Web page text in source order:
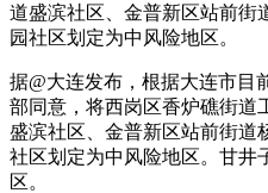
道盛滨社区、金普新区站前街
园社区划定为中风险地区。
据@大连发布，根据大连市目
部同意，将西岗区香炉礁街道
盛滨社区、金普新区站前街道
社区划定为中风险地区。甘井
区。